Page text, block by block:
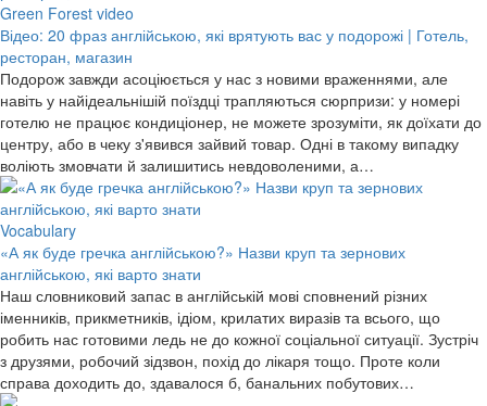
Green Forest video
Відео: 20 фраз англійською, які врятують вас у подорожі | Готель,
ресторан, магазин
Подорож завжди асоціюється у нас з новими враженнями, але
навіть у найідеальнішій поїздці трапляються сюрпризи: у номері
готелю не працює кондиціонер, не можете зрозуміти, як доїхати до
центру, або в чеку з'явився зайвий товар. Одні в такому випадку
воліють змовчати й залишитись невдоволеними, а…
Vocabulary
«А як буде гречка англійською?» Назви круп та зернових
англійською, які варто знати
Наш словниковий запас в англійській мові сповнений різних
іменників, прикметників, ідіом, крилатих виразів та всього, що
робить нас готовими ледь не до кожної соціальної ситуації. Зустріч
з друзями, робочий зідзвон, похід до лікаря тощо. Проте коли
справа доходить до, здавалося б, банальних побутових…